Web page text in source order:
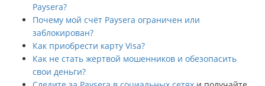
Paysera?
Почему мой счёт Paysera ограничен или
заблокирован?
Как приобрести карту Visa?
Как не стать жертвой мошенников и обезопасить
свои деньги?